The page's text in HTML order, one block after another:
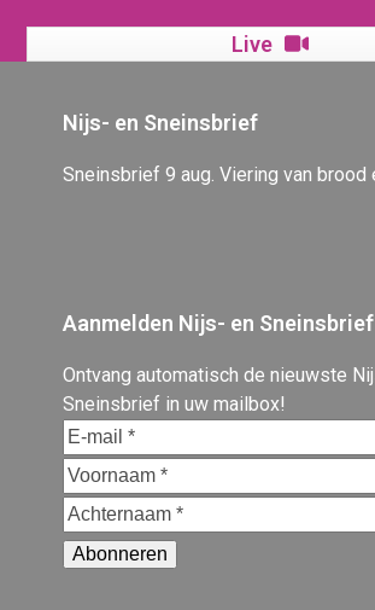
Live
Nijs- en Sneinsbrief
Sneinsbrief 9 aug. Viering van brood
Aanmelden Nijs- en Sneinsbrief
Ontvang automatisch de nieuwste
Sneinsbrief in uw mailbox!